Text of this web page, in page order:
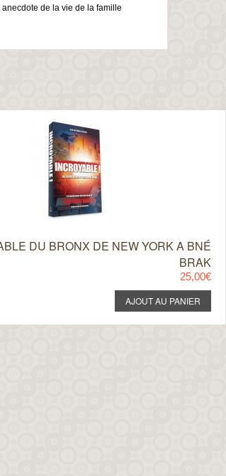
de la vie de la famille
DU BRONX DE NEW YORK A BNÉ
BRAK
25,00€